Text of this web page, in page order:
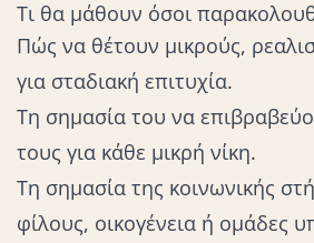
Τι θα μάθουν όσοι
Πώς να θέτουν μικρούς,
για σταδιακή επιτυχία.
Τη σημασία του να
τους για κάθε μικρή νίκη.
Τη σημασία της κοινωνικής
φίλους, οικογένεια ή ομάδες